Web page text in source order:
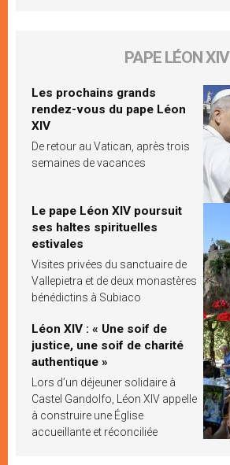
PAPE LÉON XIV
Les prochains grands
rendez-vous du pape Léon
XIV
De retour au Vatican, après trois
semaines de vacances
Le pape Léon XIV poursuit
ses haltes spirituelles
estivales
Visites privées du sanctuaire de
Vallepietra et de deux monastères
bénédictins à Subiaco
Léon XIV : « Une soif de
justice, une soif de charité
authentique »
Lors d’un déjeuner solidaire à
Castel Gandolfo, Léon XIV appelle
à construire une Église
accueillante et réconciliée